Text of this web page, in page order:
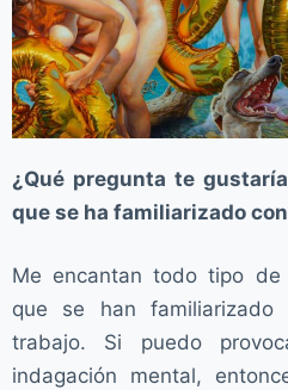
¿Qué pregunta te
que se ha familiarizado
Me encantan todo tipo de
que se han familiarizado
trabajo. Si puedo
indagación mental,